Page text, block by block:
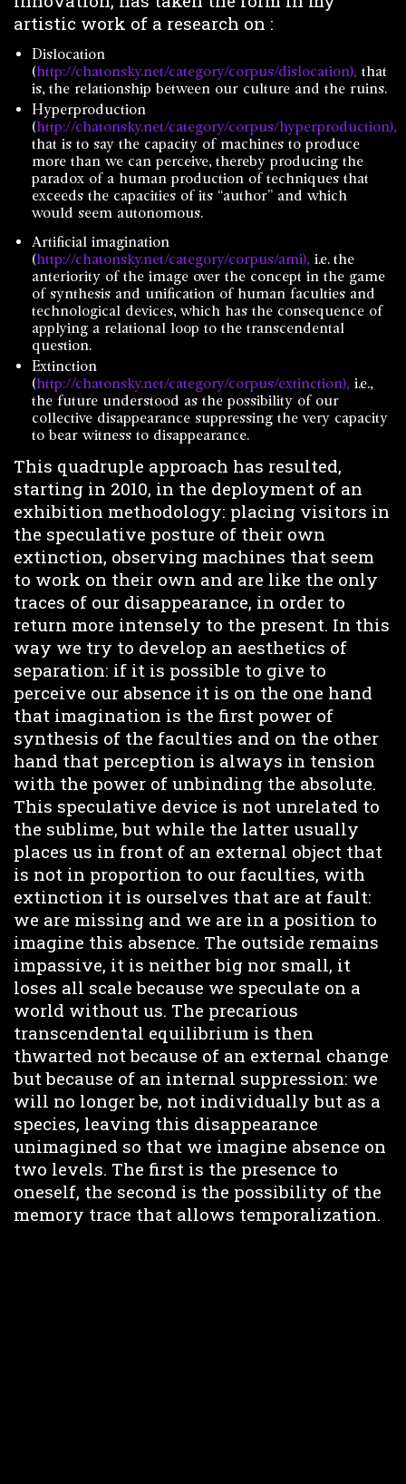
artistic work of a research on :
Dislocation
(http://chatonsky.net/category/corpus/dislocation), that
is, the relationship between our culture and the ruins.
Hyperproduction
(http://chatonsky.net/category/corpus/hyperproduction),
that is to say the capacity of machines to produce
more than we can perceive, thereby producing the
paradox of a human production of techniques that
exceeds the capacities of its “author” and which
would seem autonomous.
Artificial imagination
(http://chatonsky.net/category/corpus/ami), i.e. the
anteriority of the image over the concept in the game
of synthesis and unification of human faculties and
technological devices, which has the consequence of
applying a relational loop to the transcendental
question.
Extinction
(http://chatonsky.net/category/corpus/extinction), i.e.,
the future understood as the possibility of our
collective disappearance suppressing the very capacity
to bear witness to disappearance.
This quadruple approach has resulted,
starting in 2010, in the deployment of an
exhibition methodology: placing visitors in
the speculative posture of their own
extinction, observing machines that seem
to work on their own and are like the only
traces of our disappearance, in order to
return more intensely to the present. In this
way we try to develop an aesthetics of
separation: if it is possible to give to
perceive our absence it is on the one hand
that imagination is the first power of
synthesis of the faculties and on the other
hand that perception is always in tension
with the power of unbinding the absolute.
This speculative device is not unrelated to
the sublime, but while the latter usually
places us in front of an external object that
is not in proportion to our faculties, with
extinction it is ourselves that are at fault:
we are missing and we are in a position to
imagine this absence. The outside remains
impassive, it is neither big nor small, it
loses all scale because we speculate on a
world without us. The precarious
transcendental equilibrium is then
thwarted not because of an external change
but because of an internal suppression: we
will no longer be, not individually but as a
species, leaving this disappearance
unimagined so that we imagine absence on
two levels. The first is the presence to
oneself, the second is the possibility of the
memory trace that allows temporalization.